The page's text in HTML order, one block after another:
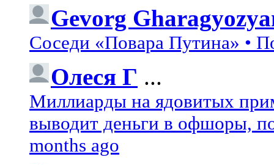
Gevorg
Соседи «Повара Путина» •
Олеся Г ...
Миллиарды на ядовитых
выводит деньги в офшоры,
months ago